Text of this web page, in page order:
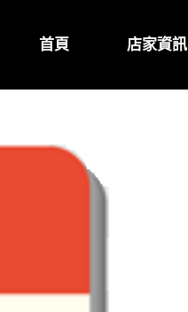
首頁 店家資訊